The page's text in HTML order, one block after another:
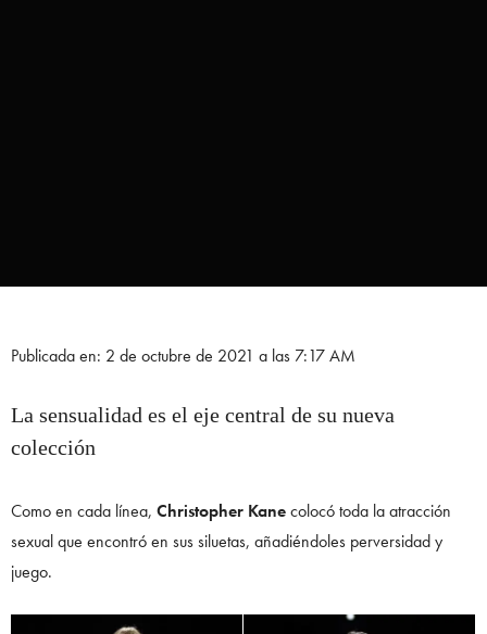
Publicada en: 2 de octubre de 2021 a las 7:17 AM
La sensualidad es el eje central de su nueva
colección
Como en cada línea, Christopher Kanecolocó toda la atracción
sexual que encontró en sus siluetas, añadiéndoles perversidad y
juego.